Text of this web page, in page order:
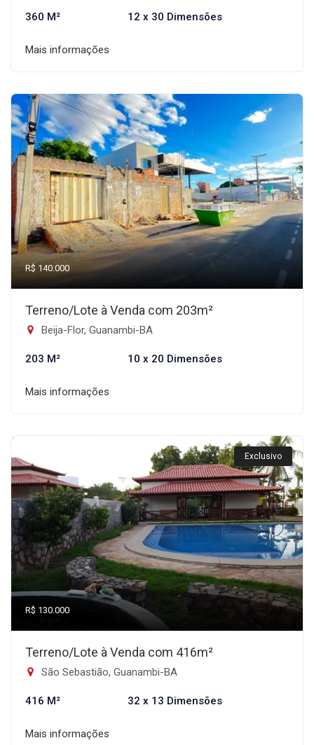
360 M² 12 x 30 Dimensões
Mais informações
R$ 140.000
Terreno/Lote à Venda com 203m²
Beija-Flor, Guanambi-BA
203 M² 10 x 20 Dimensões
Mais informações
Exclusivo
R$ 130.000
Terreno/Lote à Venda com 416m²
São Sebastião, Guanambi-BA
416 M² 32 x 13 Dimensões
Mais informações